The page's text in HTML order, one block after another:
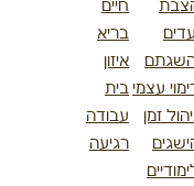
עצמי
זמן
חיים
בריא
איזון
בית
עבודה
רגיעה